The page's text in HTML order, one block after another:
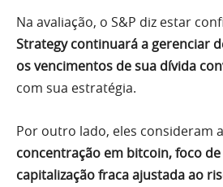
Na avaliação, o S&P diz estar
Strategy continuará a gerenciar
os vencimentos de sua dívida
com sua estratégia.
Por outro lado, eles consideram a
concentração em bitcoin, foco
capitalização fraca ajustada ao